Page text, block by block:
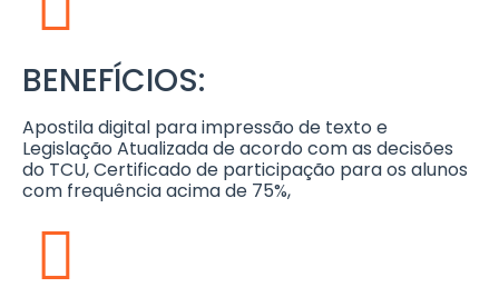
BENEFÍCIOS:
Apostila digital para impressão de texto e
Legislação Atualizada de acordo com as decisões
do TCU, Certificado de participação para os alunos
com frequência acima de 75%,